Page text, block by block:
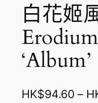
白花姬
‘Album’
HK$94.60 –